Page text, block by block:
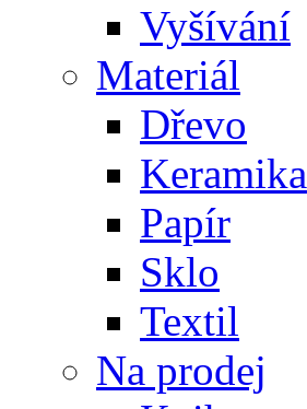
Vyšívání
Materiál
Dřevo
Keramika
Papír
Sklo
Textil
Na prodej